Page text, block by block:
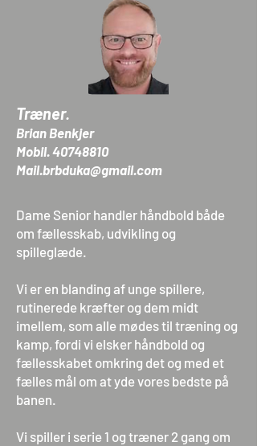
Træner.
Brian Benkjer
Mobil. 40748810
Mail.brbduka@gmail.com
Dame Senior handler håndbold både
om fællesskab, udvikling og
spilleglæde.
Vi er en blanding af unge spillere,
rutinerede kræfter og dem midt
imellem, som alle mødes til træning og
kamp, fordi vi elsker håndbold og
fællesskabet omkring det og med et
fælles mål om at yde vores bedste på
banen.
Vi spiller i serie 1 og træner 2 gang om